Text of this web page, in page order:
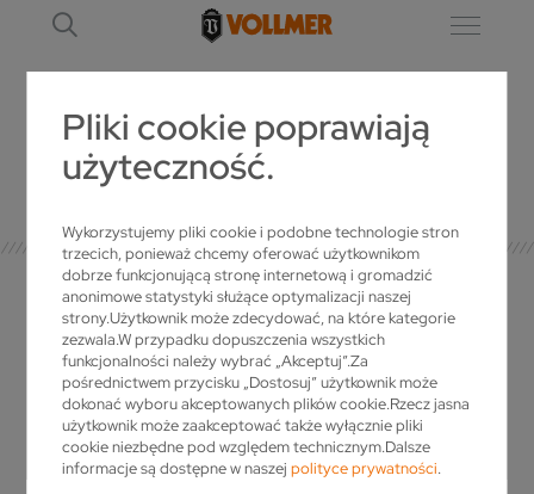
Pliki cookie poprawiają
użyteczność.
Wykorzystujemy pliki cookie i podobne technologie stron
trzecich, ponieważ chcemy oferować użytkownikom
dobrze funkcjonującą stronę internetową i gromadzić
anonimowe statystyki służące optymalizacji naszej
strony.Użytkownik może zdecydować, na które kategorie
zezwala.W przypadku dopuszczenia wszystkich
funkcjonalności należy wybrać „Akceptuj”.Za
pośrednictwem przycisku „Dostosuj” użytkownik może
dokonać wyboru akceptowanych plików cookie.Rzecz jasna
użytkownik może zaakceptować także wyłącznie pliki
cookie niezbędne pod względem technicznym.Dalsze
informacje są dostępne w naszejpolityce prywatności.
SZCZEGÓŁ
OSOBA KONTAKTOWA
Czy masz pytania do VOLLMER? Czy życzysz
sobie więcej informacji dotyczących naszych
produktów, czy chcesz otrzymać indywidualną